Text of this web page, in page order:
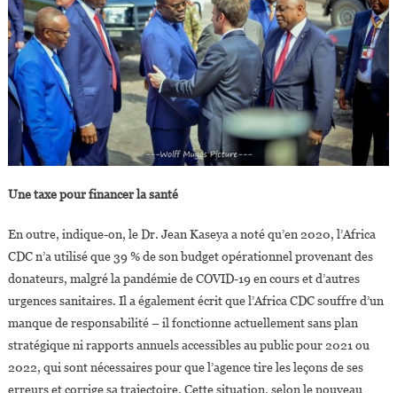
Une taxe pour financer la santé
En outre, indique-on, le Dr. Jean Kaseya a noté qu’en 2020, l’Africa
CDC n’a utilisé que 39 % de son budget opérationnel provenant des
donateurs, malgré la pandémie de COVID-19 en cours et d’autres
urgences sanitaires. Il a également écrit que l’Africa CDC souffre d’un
manque de responsabilité – il fonctionne actuellement sans plan
stratégique ni rapports annuels accessibles au public pour 2021 ou
2022, qui sont nécessaires pour que l’agence tire les leçons de ses
erreurs et corrige sa trajectoire. Cette situation, selon le nouveau